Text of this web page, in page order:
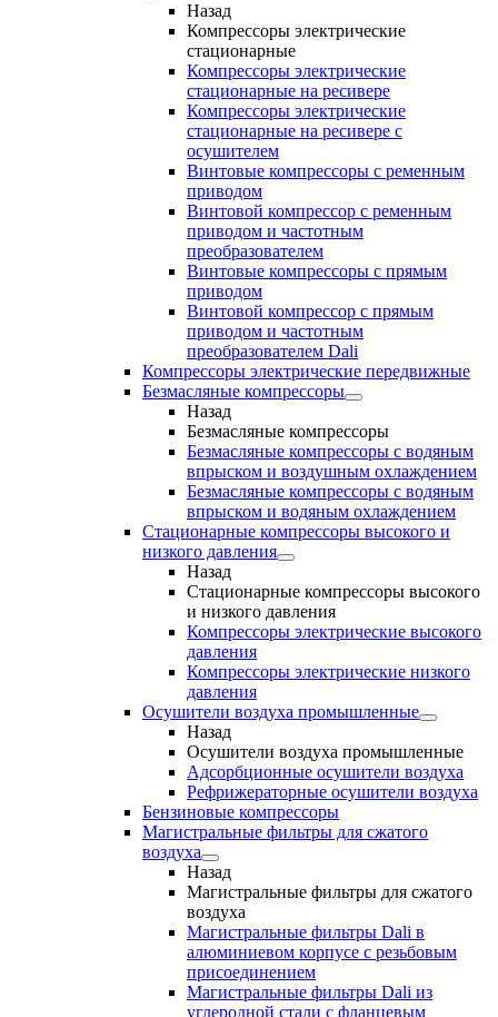
Назад
Компрессоры электрические
стационарные
Компрессоры электрические
стационарные на ресивере
Компрессоры электрические
стационарные на ресивере с
осушителем
Винтовые компрессоры с ременным
приводом
Винтовой компрессор с ременным
приводом и частотным
преобразователем
Винтовые компрессоры с прямым
приводом
Винтовой компрессор с прямым
приводом и частотным
преобразователем Dali
Компрессоры электрические передвижные
Безмасляные компрессоры
Назад
Безмасляные компрессоры
Безмасляные компрессоры с водяным
впрыском и воздушным охлаждением
Безмасляные компрессоры с водяным
впрыском и водяным охлаждением
Стационарные компрессоры высокого и
низкого давления
Назад
Стационарные компрессоры высокого
и низкого давления
Компрессоры электрические высокого
давления
Компрессоры электрические низкого
давления
Осушители воздуха промышленные
Назад
Осушители воздуха промышленные
Адсорбционные осушители воздуха
Рефрижераторные осушители воздуха
Бензиновые компрессоры
Магистральные фильтры для сжатого
воздуха
Назад
Магистральные фильтры для сжатого
воздуха
Магистральные фильтры Dali в
алюминиевом корпусе с резьбовым
присоединением
Магистральные фильтры Dali из
углеродной стали с фланцевым